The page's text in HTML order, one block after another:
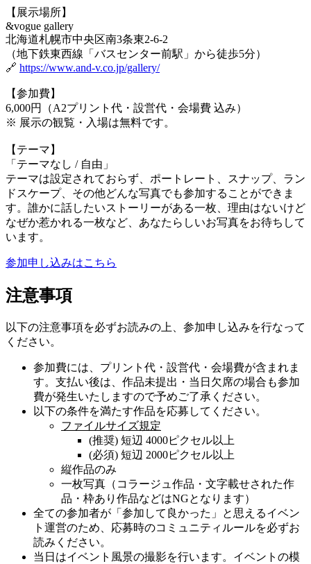
【展示場所】
&vogue gallery
北海道札幌市中央区南3条東2-6-2
（地下鉄東西線「バスセンター前駅」から徒歩5分）
🔗 https://www.and-v.co.jp/gallery/
【参加費】
6,000円（A2プリント代・設営代・会場費 込み）
※ 展示の観覧・入場は無料です。
【テーマ】
「テーマなし / 自由」
テーマは設定されておらず、ポートレート、スナップ、ラン
ドスケープ、その他どんな写真でも参加することができま
す。誰かに話したいストーリーがある一枚、理由はないけど
なぜか惹かれる一枚など、あなたらしいお写真をお待ちして
います。
参加申し込みはこちら
注意事項
以下の注意事項を必ずお読みの上、参加申し込みを行なって
ください。
参加費には、プリント代・設営代・会場費が含まれま
す。支払い後は、作品未提出・当日欠席の場合も参加
費が発生いたしますので予めご了承ください。
以下の条件を満たす作品を応募してください。
ファイルサイズ規定
(推奨) 短辺 4000ピクセル以上
(必須) 短辺 2000ピクセル以上
縦作品のみ
一枚写真（コラージュ作品・文字載せされた作
品・枠あり作品などはNGとなります）
全ての参加者が「参加して良かった」と思えるイベン
ト運営のため、応募時のコミュニティルールを必ずお
読みください。
当日はイベント風景の撮影を行います。イベントの模